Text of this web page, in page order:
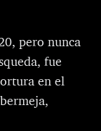
pero nunca
fue
en el